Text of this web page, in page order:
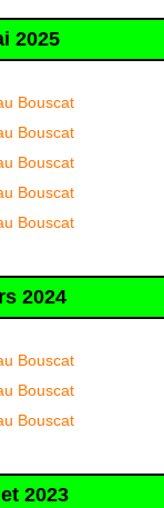
2025
2024
2023